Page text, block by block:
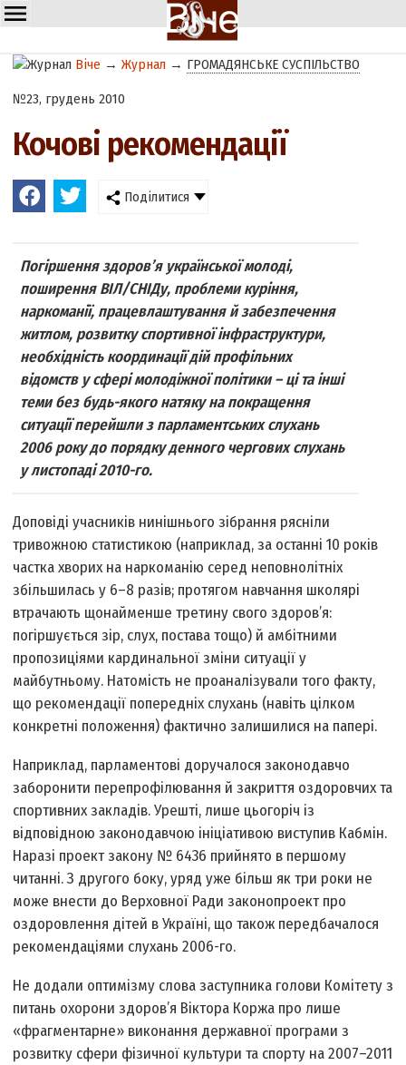
Віче →Журнал → ГРОМАДЯНСЬКЕ СУСПІЛЬСТВО
№23, грудень 2010
Кочові рекомендації
Поділитися
Погіршення здоров’я української молоді,
поширення ВІЛ/СНІДу, проблеми куріння,
наркоманії, працевлаштування й забезпечення
житлом, розвитку спортивної інфраструктури,
необхідність координації дій профільних
відомств у сфері молодіжної політики – ці та інші
теми без будь-якого натяку на покращення
ситуації перейшли з парламентських слухань
2006 року до порядку денного чергових слухань
у листопаді 2010-го.
Доповіді учасників нинішнього зібрання рясніли
тривожною статистикою (наприклад, за останні 10 років
частка хворих на наркоманію серед неповнолітніх
збільшилась у 6–8 разів; протягом навчання школярі
втрачають щонайменше третину свого здоров’я:
погіршується зір, слух, постава тощо) й амбітними
пропозиціями кардинальної зміни ситуації у
майбутньому. Натомість не проаналізували того факту,
що рекомендації попередніх слухань (навіть цілком
конкретні положення) фактично залишилися на папері.
Наприклад, парламентові доручалося законодавчо
заборонити перепрофілювання й закриття оздоровчих та
спортивних закладів. Урешті, лише цьогоріч із
відповідною законодавчою ініціативою виступив Кабмін.
Наразі проект закону № 6436 прийнято в першому
читанні. З другого боку, уряд уже більш як три роки не
може внести до Верховної Ради законопроект про
оздоровлення дітей в Україні, що також передбачалося
рекомендаціями слухань 2006-го.
Не додали оптимізму слова заступника голови Комітету з
питань охорони здоров’я Віктора Коржа про лише
«фрагментарне» виконання державної програми з
розвитку сфери фізичної культури та спорту на 2007–2011